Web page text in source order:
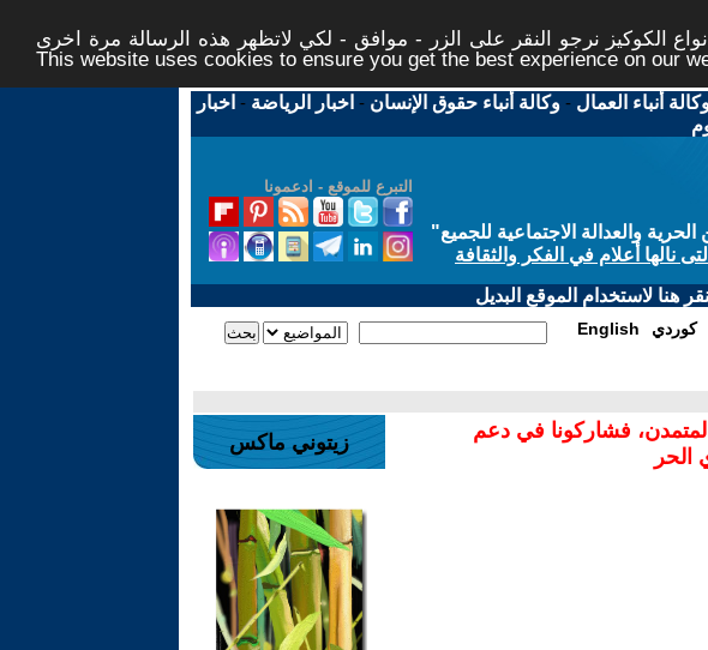
الكوكيز نرجو النقر على الزر - موافق - لكي لاتظهر هذه الرسالة مرة اخرى -
This website uses cookies to ensure you get the best experience on our
أنباء العمال -وكالة أنباء حقوق الإنسان - اخبار الرياضة - اخبار
التبرع للموقع - ادعمونا
والعدالة الاجتماعية للجميع"
نالها أعلام في الفكر والثقافة
هنا لاستخدام الموقع البديل
English كوردي
فشاركونا في دعم
الحر
زيتوني ماكس